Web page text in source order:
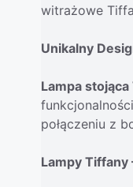
witrażowe
Unikalny
Lampa
połączeniu z
Lampy Tiffany